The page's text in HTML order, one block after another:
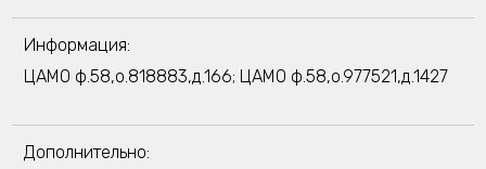
Информация:
ЦАМО ф.58,о.818883,д.166; ЦАМО ф.58,о.977521,д.1427
Дополнительно: